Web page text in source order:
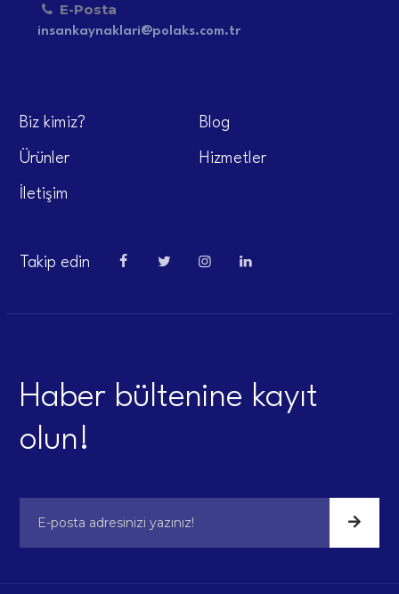
E-Posta
insankaynaklari@polaks.com.tr
Biz kimiz? Blog
Ürünler Hizmetler
İletişim
Takip edin
Haber bültenine kayıt
olun!